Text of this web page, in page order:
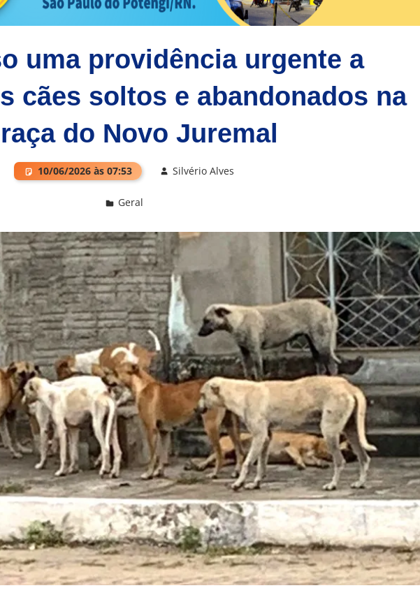
uma providência urgente a
cães soltos e abandonados na
do Novo Juremal
10/06/2026 às 07:53 Silvério Alves
Geral